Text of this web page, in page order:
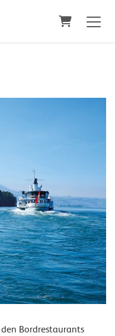
Warenkorb
Bordrestaurants